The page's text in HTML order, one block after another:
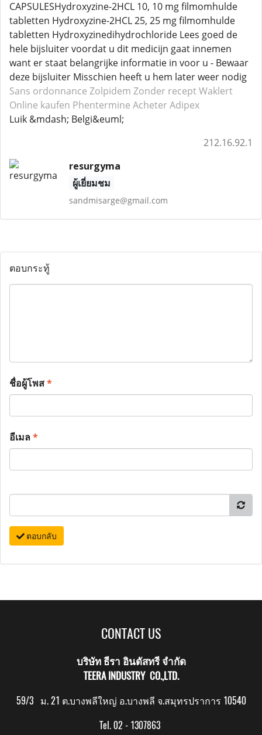
CAPSULESHydroxyzine-2HCL 10, 10 mg filmomhulde
tabletten Hydroxyzine-2HCL 25, 25 mg filmomhulde
tabletten Hydroxyzinedihydrochloride Lees goed de
hele bijsluiter voordat u dit medicijn gaat innemen
want er staat belangrijke informatie in voor u - Bewaar
deze bijsluiter Misschien heeft u hem later weer nodig
Sans ordonnance Zolpidem Zonder recept Waklert
Online kaufen Phentermine Acheter Adipex
Luik &mdash; Belgi&euml;
212.16.92.1
resurgyma
ผู้เยี่ยมชม
sandmisarge@gmail.com
ตอบกระทู้
ชื่อผู้โพส*
อีเมล*
ตอบกลับ
CONTACT US
บริษัท ธีรา อินดัสทรี จำกัด
TEERA INDUSTRY CO.,LTD.
59/3 ม. 21 ต.บางพลีใหญ่ อ.บางพลี จ.สมุทรปราการ 10540
Tel. 02 - 1307863